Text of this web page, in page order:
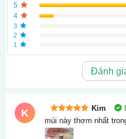
5
4
3
2
1
Đánh
K
Được xếp
hạng5
sao
Kim
mùi này thơm nhất